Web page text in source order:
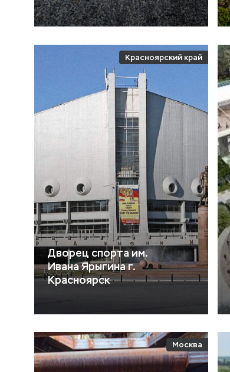
Красноярский край
Дворец спорта им.
Ивана Ярыгина г.
Красноярск
Москва